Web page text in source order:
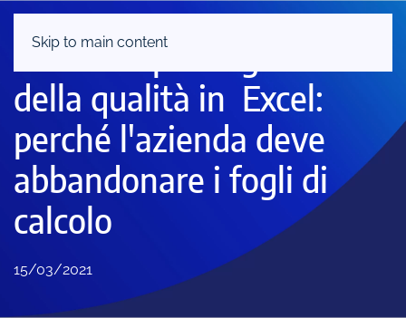
Skip to main content
Software per la gestione
della qualità in Excel:
perché l'azienda deve
abbandonare i fogli di
calcolo
15/03/2021